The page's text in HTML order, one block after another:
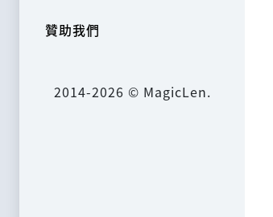
贊助我們
2014-2026 © MagicLen.